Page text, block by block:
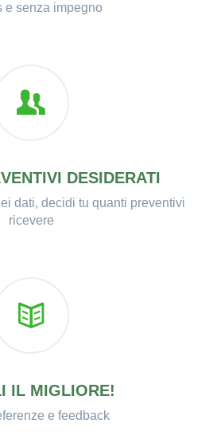
e senza impegno
DESIDERATI
dati, decidi tu quanti preventivi
ricevere
IL MIGLIORE!
e feedback